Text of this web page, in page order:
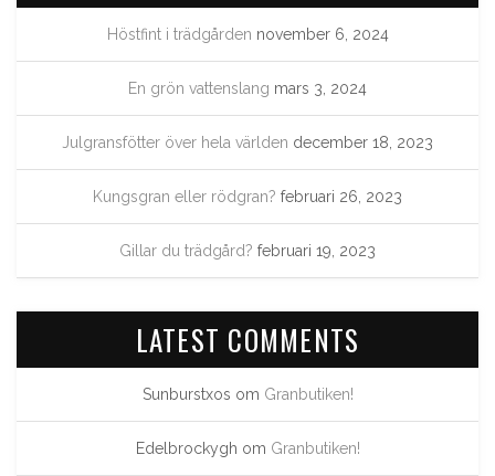
Höstfint i trädgården november 6, 2024
En grön vattenslang mars 3, 2024
Julgransfötter över hela världen december 18, 2023
Kungsgran eller rödgran? februari 26, 2023
Gillar du trädgård? februari 19, 2023
LATEST COMMENTS
Sunburstxos om Granbutiken!
Edelbrockygh om Granbutiken!